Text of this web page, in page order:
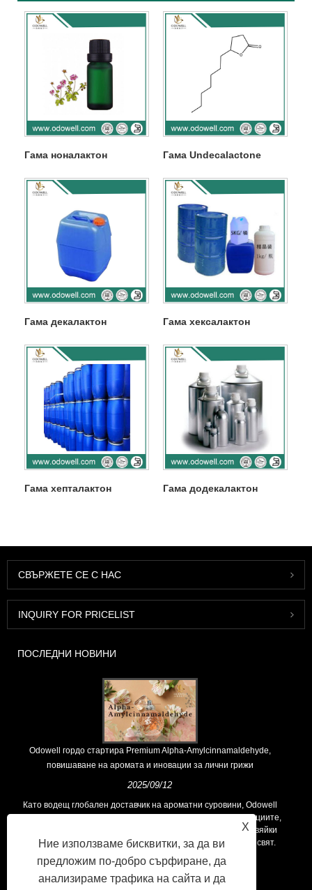
Гама ноналактон Гама Undecalactone
Гама декалактон Гама хексалактон
Гама хепталактон Гама додекалактон
СВЪРЖЕТЕ СЕ С НАС
INQUIRY FOR PRICELIST
ПОСЛЕДНИ НОВИНИ
Odowell гордо стартира Premium Alpha-Amylcinnamaldehyde,
повишаване на аромата и иновации за лични грижи
2025/09/12
Като водещ глобален доставчик на ароматни суровини, Odowell
поддържа основна философия на „ориентирана към иновациите,
фокусирани върху качеството“, последователно предоставяйки
превъзходни решения за аромати на клиентите по целия свят.
X
Ние използваме бисквитки, за да ви
предложим по-добро сърфиране, да
анализираме трафика на сайта и да